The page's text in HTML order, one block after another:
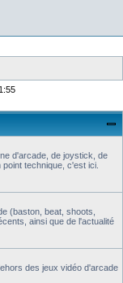
d'arcade, de joystick, de
technique, c'est ici.
(baston, beat, shoots,
ainsi que de l'actualité
des jeux vidéo d'arcade